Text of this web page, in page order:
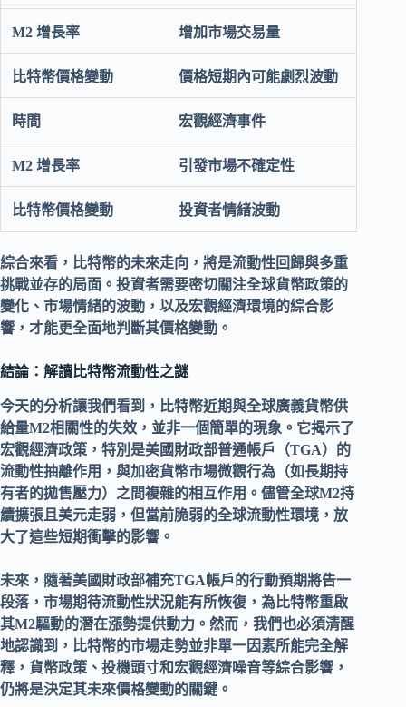
增加市場交易量
價格短期內可能劇烈波動
宏觀經濟事件
引發市場不確定性
投資者情緒波動
綜合來看， 比特幣的未來走向，將是流動性回歸與多重
挑戰並存的局面。投資者需要密切關注全球貨幣政策的
變化、市場情緒的波動，以及宏觀經濟環境的綜合影
響，才能更全面地判斷其價格變動 。
結論：解讀比特幣流動性之謎
今天的分析讓我們看到， 比特幣近期與全球廣義貨幣供
給量M2相關性的失效，並非一個簡單的現象。它揭示了
宏觀經濟政策，特別是美國財政部普通帳戶（TGA）
的
流動性抽離作用，與加密貨幣市場微觀行為（如長期持
有者的拋售壓力）之間複雜的相互作用。儘管全球M2持
續擴張且美元走弱，但當前脆弱的全球流動性環境 ，放
大了這些短期衝擊的影響。
未來，隨著美國財政部補充TGA帳戶的行動預期將告一
段落，市場期待流動性狀況能有所恢復，為比特幣重啟
其M2驅動的潛在漲勢提供動力。然而，我們也必須清醒
地認識到， 比特幣的市場走勢並非單一因素所能完全解
釋， 貨幣政策、 投機頭寸和宏觀經濟噪音等綜合影響，
仍將是決定其未來價格變動的關鍵。